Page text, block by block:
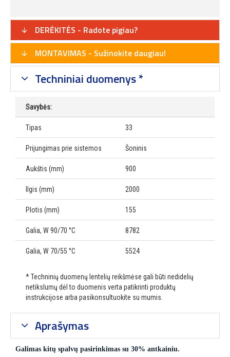
DERĖKITĖS - Radote pigiau?
MONTAVIMAS - Sužinokite daugiau!
Techniniai duomenys *
Savybės:
Tipas 33
Prijungimas prie sistemos Šoninis
Aukštis (mm) 900
Ilgis (mm) 2000
Plotis (mm) 155
Galia, W 90/70 °C 8782
Galia, W 70/55 °C 5524
* Techninių duomenų lentelių reikšmėse gali būti nedidelių
netikslumų dėl to duomenis verta patikrinti produktų
instrukcijose arba pasikonsultuokite su mumis.
Aprašymas
Galimas kitų spalvų pasirinkimas su 30% antkainiu.